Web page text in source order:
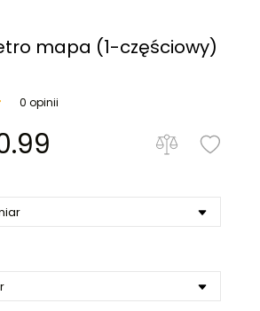
konto
mapa (1-częściowy)
0 opinii